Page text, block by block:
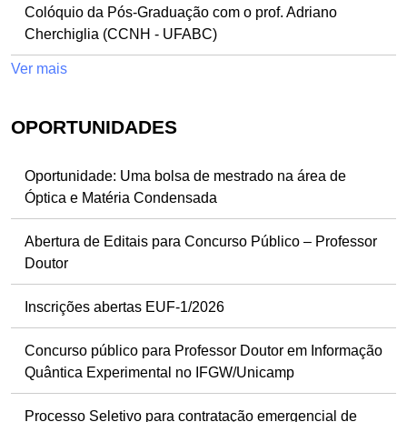
Colóquio da Pós-Graduação com o prof. Adriano
Cherchiglia (CCNH - UFABC)
Ver mais
OPORTUNIDADES
Oportunidade: Uma bolsa de mestrado na área de
Óptica e Matéria Condensada
Abertura de Editais para Concurso Público – Professor
Doutor
Inscrições abertas EUF-1/2026
Concurso público para Professor Doutor em Informação
Quântica Experimental no IFGW/Unicamp
Processo Seletivo para contratação emergencial de